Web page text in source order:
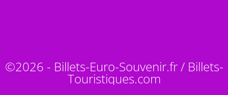
©2026 - Billets-Euro-Souvenir.fr / Billets-
Touristiques.com